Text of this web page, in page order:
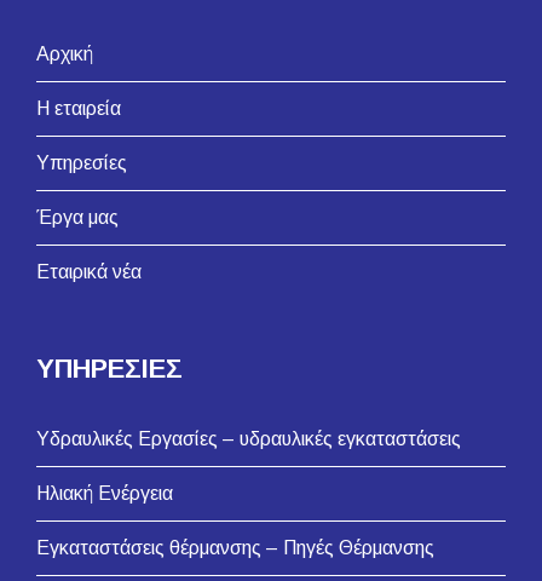
Αρχική
Η εταιρεία
Υπηρεσίες
Έργα μας
Εταιρικά νέα
ΥΠΗΡΕΣΙΕΣ
Υδραυλικές Εργασίες – υδραυλικές εγκαταστάσεις
Ηλιακή Ενέργεια
Εγκαταστάσεις θέρμανσης – Πηγές Θέρμανσης